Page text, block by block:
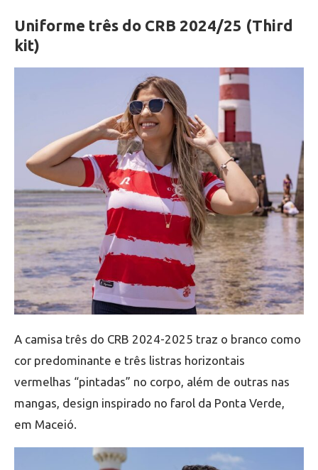
Uniforme três do CRB 2024/25 (Third
kit)
A camisa três do CRB 2024-2025 traz o branco como
cor predominante e três listras horizontais
vermelhas “pintadas” no corpo, além de outras nas
mangas, design inspirado no farol da Ponta Verde,
em Maceió.